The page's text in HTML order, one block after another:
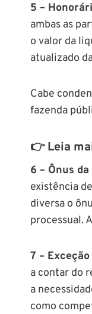
5 –
ambas as
o valor da
atualizado
Cabe
fazenda
👉 Leia
6 – Ônus
existência
diversa o
processual.
7 –
a contar do
a
como